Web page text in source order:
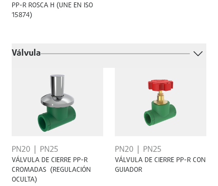
PP-R ROSCA H (UNE EN ISO
15874)
Válvula
PN20 PN25
VÁLVULA DE CIERRE PP-R
CROMADAS (REGULACIÓN
OCULTA)
PN20 PN25
VÁLVULA DE CIERRE PP-R CON
GUIADOR